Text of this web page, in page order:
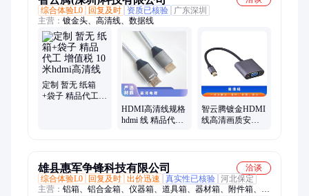
综合体验L0
回复及时 资质已核验
广东深圳
主营： 镀金头、高清线、数据线
定制 暂无 纸箱
+袋子 精品代工
HDMI高清线规格
hdmi 线 精品代工
智云腾镀金HDMI
线高清画质安全
雄县惠军争锋科技有限公司
洽谈
综合体验L0
回复及时 出价迅速 真实性已核验 河北保定
主营： 铝箱、铝合金箱、仪器箱、道具箱、器材箱、附件箱、收